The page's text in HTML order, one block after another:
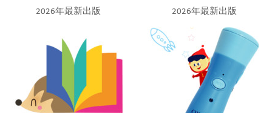
2026年最新出版 2026年最新出版